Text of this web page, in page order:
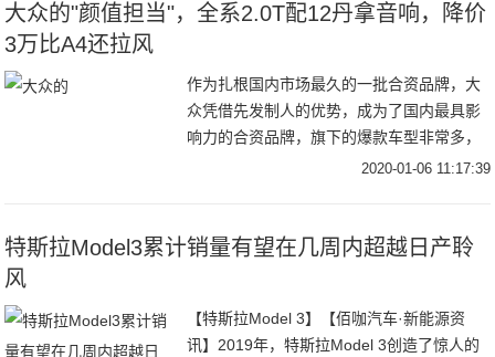
大众的"颜值担当"，全系2.0T配12丹拿音响，降价
3万比A4还拉风
作为扎根国内市场最久的一批合资品牌，大
众凭借先发制人的优势，成为了国内最具影
响力的合资品牌，旗下的爆款车型非常多，
大街小巷都能看到大众汽车疾驰的身影。然
2020-01-06 11:17:39
特斯拉Model3累计销量有望在几周内超越日产聆
风
【特斯拉Model 3】【佰咖汽车·新能源资
讯】2019年，特斯拉Model 3创造了惊人的